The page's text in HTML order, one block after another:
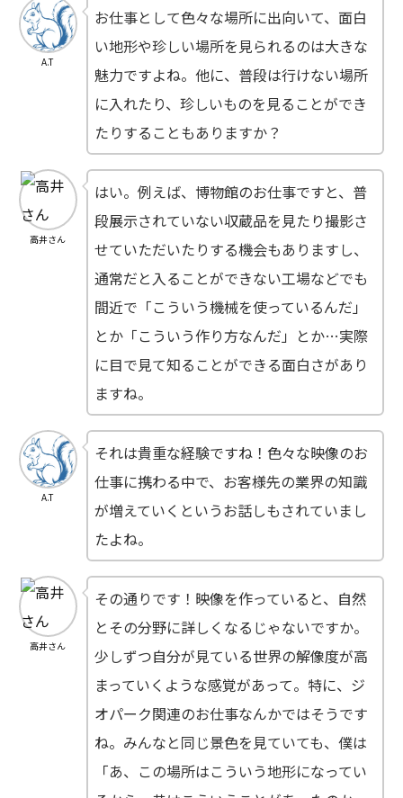
A.T
お仕事として色々な場所に出向いて、面白
い地形や珍しい場所を見られるのは大きな
魅力ですよね。他に、普段は行けない場所
に入れたり、珍しいものを見ることができ
たりすることもありますか？
高井さん
はい。例えば、博物館のお仕事ですと、普
段展示されていない収蔵品を見たり撮影さ
せていただいたりする機会もありますし、
通常だと入ることができない工場などでも
間近で「こういう機械を使っているんだ」
とか「こういう作り方なんだ」とか…実際
に目で見て知ることができる面白さがあり
ますね。
A.T
それは貴重な経験ですね！色々な映像のお
仕事に携わる中で、お客様先の業界の知識
が増えていくというお話しもされていまし
たよね。
高井さん
その通りです！映像を作っていると、自然
とその分野に詳しくなるじゃないですか。
少しずつ自分が見ている世界の解像度が高
まっていくような感覚があって。特に、ジ
オパーク関連のお仕事なんかではそうです
ね。みんなと同じ景色を見ていても、僕は
「あ、この場所はこういう地形になってい